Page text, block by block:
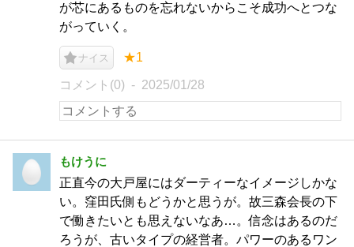
が芯にあるものを忘れないからこそ成功へとつな
がっていく。
ナイス ★1
コメント(0) 2025/01/28
もけうに
正直今の大戸屋にはダーティーなイメージしかな
い。窪田氏側もどうかと思うが。故三森会長の下
で働きたいとも思えないなあ…。信念はあるのだ
ろうが、古いタイプの経営者。パワーのあるワン